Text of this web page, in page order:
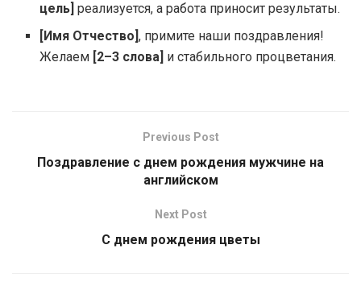
цель] реализуется, а работа приносит результаты.
[Имя Отчество], примите наши поздравления!
Желаем [2–3 слова] и стабильного процветания.
Previous Post
Поздравление с днем рождения мужчине на
английском
Next Post
С днем рождения цветы